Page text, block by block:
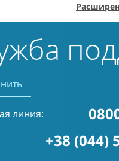
линия:
+38 (044)